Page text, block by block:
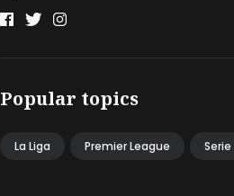
Popular topics
La Liga Premier League Serie